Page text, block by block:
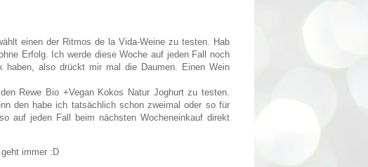
einen der Ritmos de la Vida-Weine zu testen. Hab
Erfolg. Ich werde diese Woche auf jeden Fall noch
haben, also drückt mir mal die Daumen. Einen Wein
Rewe Bio +Vegan Kokos Natur Joghurt zu testen.
den habe ich tatsächlich schon zweimal oder so für
auf jeden Fall beim nächsten Wocheneinkauf direkt
immer :D